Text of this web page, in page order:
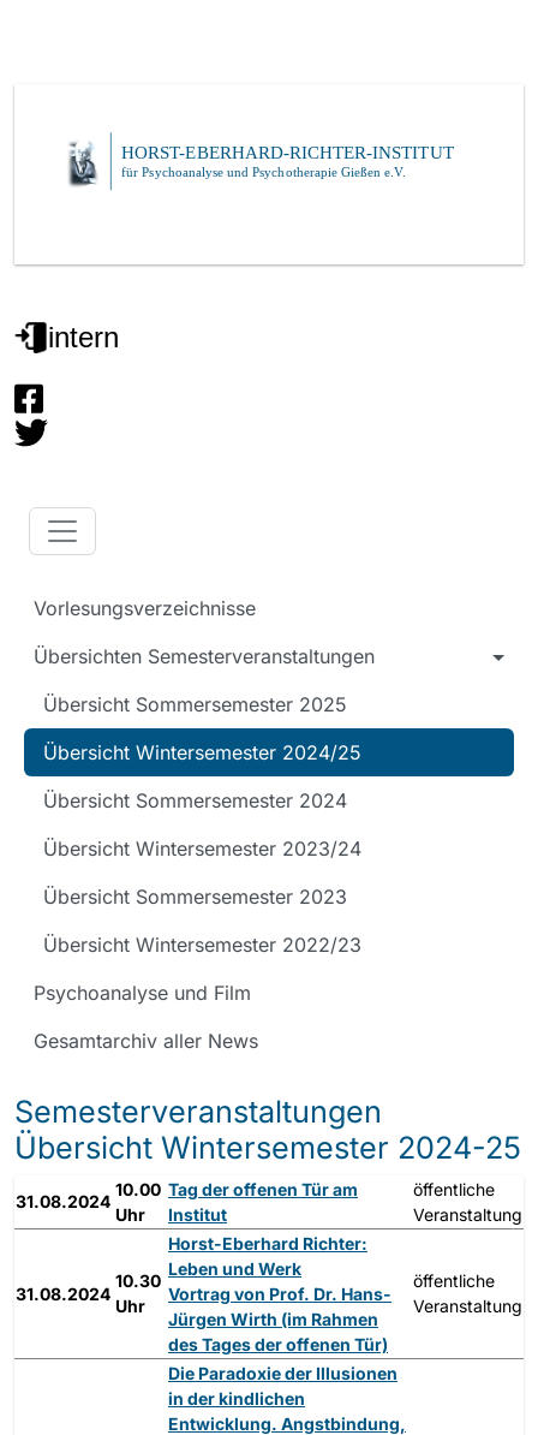
Vorlesungsverzeichnisse
Übersichten Semesterveranstaltungen
Übersicht Sommersemester 2025
Übersicht Wintersemester 2024/25
Übersicht Sommersemester 2024
Übersicht Wintersemester 2023/24
Übersicht Sommersemester 2023
Übersicht Wintersemester 2022/23
Psychoanalyse und Film
Gesamtarchiv aller News
Semesterveranstaltungen
Übersicht Wintersemester 2024-25
31.08.2024
10.00
Uhr
Tag der offenen Tür am
Institut
öffentliche
Veranstaltung
31.08.2024
10.30
Uhr
Horst-Eberhard Richter:
Leben und Werk
Vortrag von Prof. Dr. Hans-
Jürgen Wirth (im Rahmen
des Tages der offenen Tür)
öffentliche
Veranstaltung
Die Paradoxie der Illusionen
in der kindlichen
Entwicklung. Angstbindung,